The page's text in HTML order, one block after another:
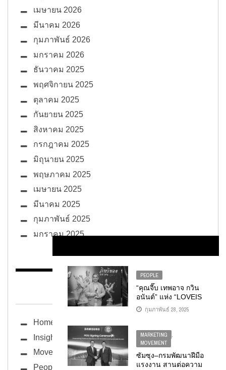
PEOPLE
“คุณจี๊บ เทพอาจ กวิน
อนันต์” แห่ง “LOVEIS
ENTERTAINMENT”
คว้ารางวัลคุณค่าแห่ง
มหาชน
กุมภาพันธ์ 28, 2025
MARKETING
,
MOVEMENT
ซัมซุง–กรมพัฒนาฝีมือ
แรงงาน สานต่อความ
เมษายน 2026
มีนาคม 2026
กุมภาพันธ์ 2026
มกราคม 2026
ธันวาคม 2025
พฤศจิกายน 2025
ตุลาคม 2025
กันยายน 2025
สิงหาคม 2025
กรกฎาคม 2025
มิถุนายน 2025
พฤษภาคม 2025
เมษายน 2025
มีนาคม 2025
กุมภาพันธ์ 2025
มกราคม 2025
BUG ซอกแซก
Home
Insight
Movement
People